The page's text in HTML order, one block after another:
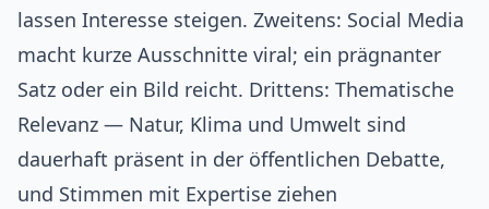
lassen Interesse steigen. Zweitens: Social Media
macht kurze Ausschnitte viral; ein prägnanter
Satz oder ein Bild reicht. Drittens: Thematische
Relevanz — Natur, Klima und Umwelt sind
dauerhaft präsent in der öffentlichen Debatte,
und Stimmen mit Expertise ziehen